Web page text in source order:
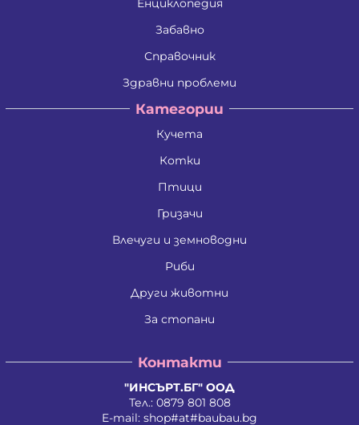
Енциклопедия
Забавно
Справочник
Здравни проблеми
Категории
Кучета
Котки
Птици
Гризачи
Влечуги и земноводни
Риби
Други животни
За стопани
Контакти
"ИНСЪРТ.БГ" ООД
Тел.: 0879 801 808
E-mail: shop#at#baubau.bg